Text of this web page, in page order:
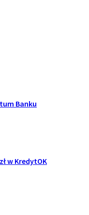
Banku
w KredytOK